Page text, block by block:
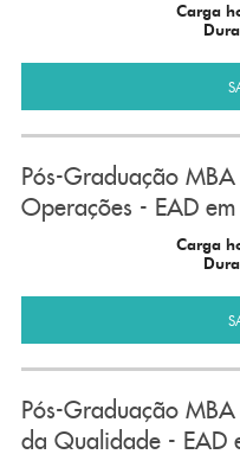
Carga
Pós-Graduação
Operações - EAD
Carga
Pós-Graduação
da Qualidade - EAD